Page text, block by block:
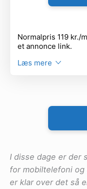
Normalpris 119 kr./
et annonce link.
Læs mere
I disse dage er der
for mobiltelefoni og
er klar over det så